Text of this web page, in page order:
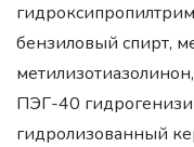
бензиловый спирт,
ПЭГ-40
гидролизованный